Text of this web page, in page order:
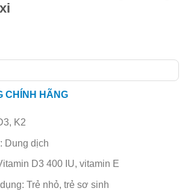
CHÍNH HÃNG
K2
Dung dịch
D3 400 IU, vitamin E
Trẻ nhỏ, trẻ sơ sinh